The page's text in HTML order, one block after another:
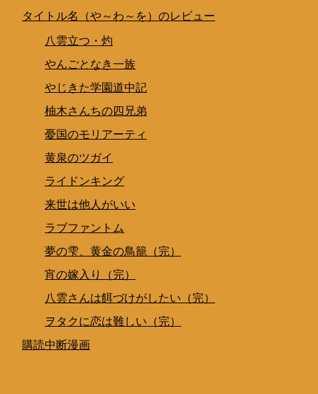
タイトル名（や～わ～を）のレビュー
八雲立つ・灼
やんごとなき一族
やじきた学園道中記
柚木さんちの四兄弟
憂国のモリアーティ
黄泉のツガイ
ライドンキング
来世は他人がいい
ラブファントム
夢の雫、黄金の鳥籠（完）
宵の嫁入り（完）
八雲さんは餌づけがしたい（完）
ヲタクに恋は難しい（完）
購読中断漫画